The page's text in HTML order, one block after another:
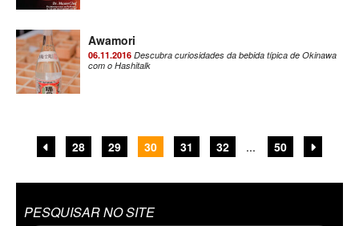
Awamori
06.11.2016 Descubra curiosidades da bebida típica de Okinawa
com o Hashitalk
28 29 30 31 32 ... 50
PESQUISAR NO SITE